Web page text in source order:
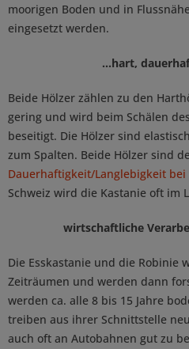
moorigen Boden und in
eingesetzt werden.
...hart,
Beide Hölzer zählen zu den
gering und wird beim Schälen
beseitigt. Die Hölzer sind
zum Spalten. Beide Hölzer sind
Dauerhaftigkeit/Langlebigkeit
Schweiz wird die Kastanie oft im
wirtschaftliche
Die Esskastanie und die Robinie
Zeiträumen und werden dann
werden ca. alle 8 bis 15 Jahre
treiben aus ihrer Schnittstelle
auch oft an Autobahnen gut zu